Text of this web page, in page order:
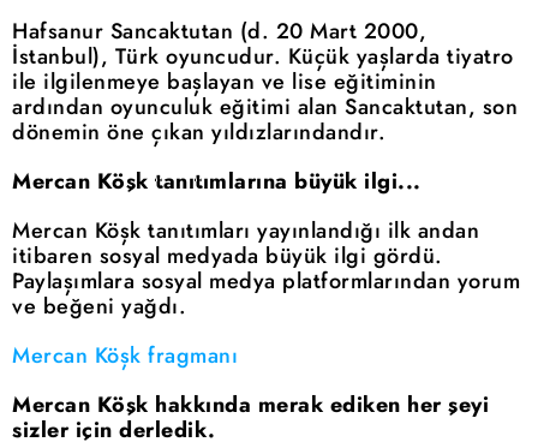
Hafsanur Sancaktutan (d. 20 Mart 2000,
İstanbul), Türk oyuncudur. Küçük yaşlarda tiyatro
ile ilgilenmeye başlayan ve lise eğitiminin
ardından oyunculuk eğitimi alan Sancaktutan, son
dönemin öne çıkan yıldızlarındandır.
Mercan Köşk tanıtımlarına büyük ilgi...
Mercan Köşk tanıtımları yayınlandığı ilk andan
itibaren sosyal medyada büyük ilgi gördü.
Paylaşımlara sosyal medya platformlarından yorum
ve beğeni yağdı.
Mercan Köşk fragmanı
Mercan Köşk hakkında merak ediken her şeyi
sizler için derledik.